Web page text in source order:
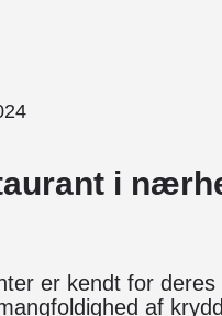
i
er kendt for
af